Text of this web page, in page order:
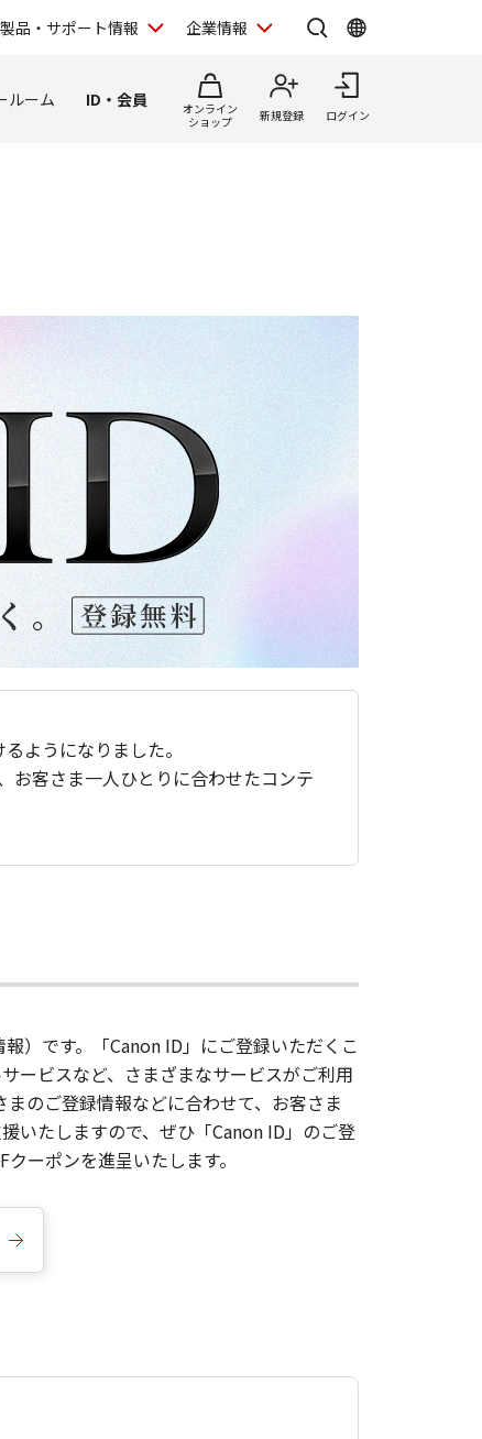
製品・サポート情報 企業情報
ルーム ID・会員
オンライン
ショップ
新規登録 ログイン
ようになりました。
お客さま一人ひとりに合わせたコンテ
）です。「Canon ID」にご登録いただくこ
ービスなど、さまざまなサービスがご利用
のご登録情報などに合わせて、お客さま
いたしますので、ぜひ「Canon ID」のご登
ーポンを進呈いたします。